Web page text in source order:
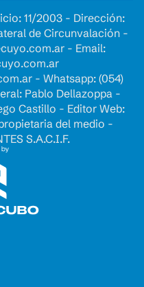
11/2003 - Dirección:
de Circunvalación -
- Email:
- Whatsapp: (054)
Pablo Dellazoppa -
Castillo - Editor Web:
del medio -
S.A.C.I.F.